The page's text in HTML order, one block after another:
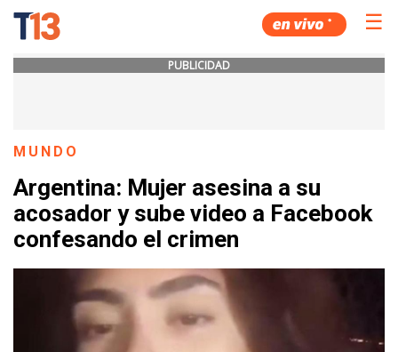
☰
PUBLICIDAD
MUNDO
Argentina: Mujer asesina a su
acosador y sube video a Facebook
confesando el crimen